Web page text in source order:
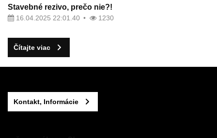
Stavebné rezivo, prečo nie?!
16.04.2025 22:01.40 1230
Čítajte viac
Kontakt, Informácie